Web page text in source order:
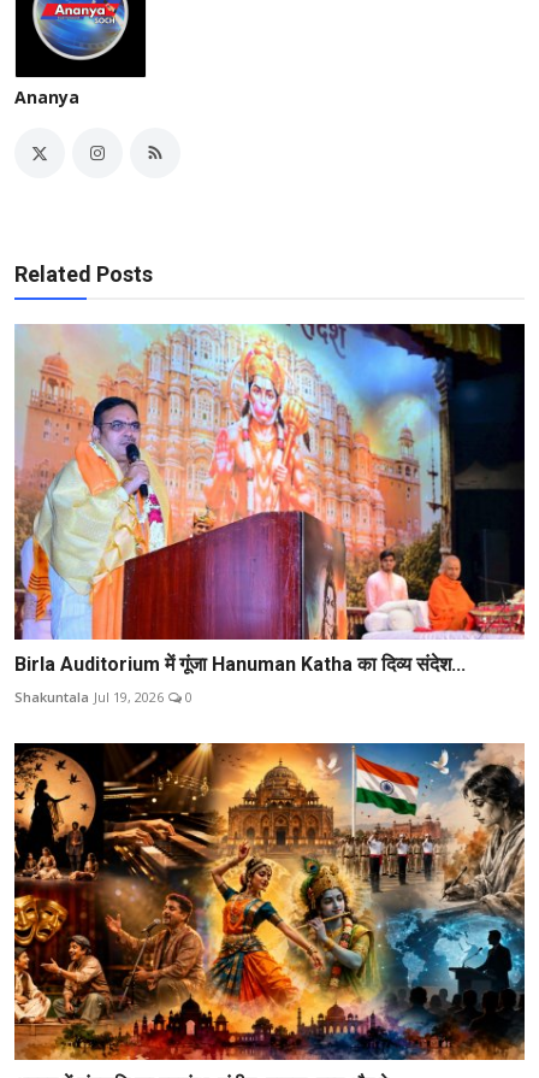
Ananya
Related Posts
Birla Auditorium में गूंजा Hanuman Katha का दिव्य संदेश...
Shakuntala Jul 19, 2026 0